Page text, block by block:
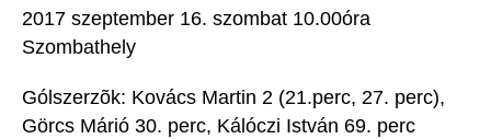
2017 szeptember 16. szombat 10.00óra 
Szombathely
Gólszerzõk: Kovács Martin 2 (21.perc, 27. perc),
Görcs Márió 30. perc, Kálóczi István 69. perc